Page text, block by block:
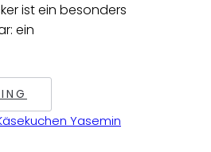
ist ein besonders
ein